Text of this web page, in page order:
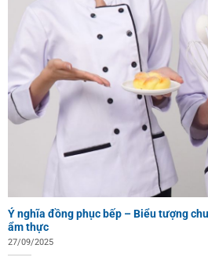
Ý nghĩa đồng phục bếp – Biểu tượng
ẩm thực
27/09/2025